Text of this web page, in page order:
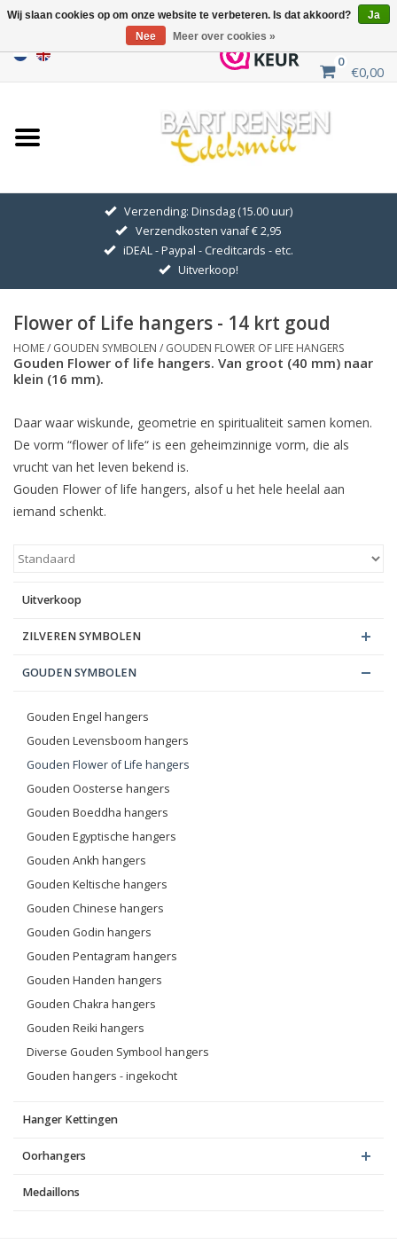
0
€0,00
Home
Uitverkoop
GOUDEN SYMBOLEN
Hanger Kettingen
Oorhangers
Medaillons
Verzending: Dinsdag (15.00 uur)
Verzendkosten vanaf € 2,95
iDEAL - Paypal - Creditcards - etc.
Uitverkoop!
Flower of Life hangers - 14 krt goud
HOME/ GOUDEN SYMBOLEN / GOUDEN FLOWER OF LIFE HANGERS
Gouden Flower of life hangers. Van groot (40 mm) naar
klein (16 mm).
Daar waar wiskunde, geometrie en spiritualiteit samen komen.
De vorm “flower of life“ is een geheimzinnige vorm, die als
vrucht van het leven bekend is.
Gouden Flower of life hangers, alsof u het hele heelal aan
iemand schenkt.
Uitverkoop
ZILVEREN SYMBOLEN
GOUDEN SYMBOLEN
Gouden Engel hangers
Gouden Levensboom hangers
Gouden Flower of Life hangers
Gouden Oosterse hangers
Gouden Boeddha hangers
Gouden Egyptische hangers
Gouden Ankh hangers
Gouden Keltische hangers
Gouden Chinese hangers
Gouden Godin hangers
Gouden Pentagram hangers
Gouden Handen hangers
Gouden Chakra hangers
Gouden Reiki hangers
Diverse Gouden Symbool hangers
Gouden hangers - ingekocht
Hanger Kettingen
Oorhangers
Medaillons
Wij slaan cookies op om onze website te verbeteren. Is dat akkoord?
Ja
Nee
Meer over cookies »